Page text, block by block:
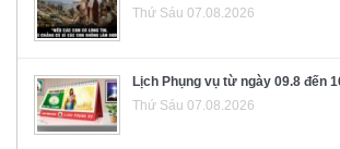
Thứ Sáu 07.08.2026
Lịch Phụng vụ từ ngày 09.8 đến
Thứ Sáu 07.08.2026